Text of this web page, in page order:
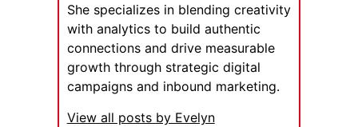
She specializes in blending creativity
with analytics to build authentic
connections and drive measurable
growth through strategic digital
campaigns and inbound marketing.
View all posts by Evelyn